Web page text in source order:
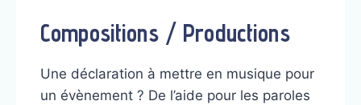
Compositions / Productions
Une déclaration à mettre en musique pour
un évènement ? De l’aide pour les paroles